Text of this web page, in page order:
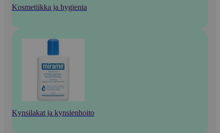
Kosmetiikka ja hygienia
Kynsilakat ja kynsienhoito